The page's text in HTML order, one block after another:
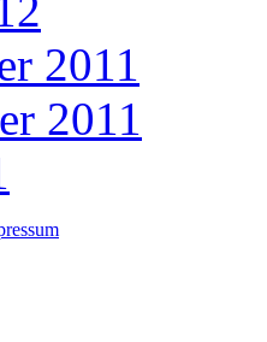
2011
2011